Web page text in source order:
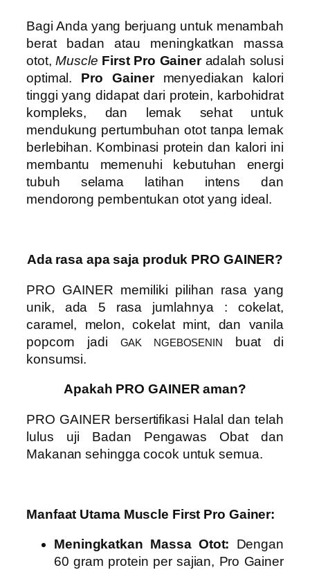
Bagi Anda yang berjuang untuk menambah
berat badan atau meningkatkan massa
otot,Muscle First Pro Gaineradalah solusi
optimal. Pro Gainermenyediakan kalori
tinggi yang didapat dari protein, karbohidrat
kompleks, dan lemak sehat untuk
mendukung pertumbuhan otot tanpa lemak
berlebihan. Kombinasi protein dan kalori ini
membantu memenuhi kebutuhan energi
tubuh selama latihan intens dan
mendorong pembentukan otot yang ideal.
Ada rasa apa saja produk PRO GAINER?
PRO GAINER memiliki pilihan rasa yang
unik, ada 5 rasa jumlahnya : cokelat,
caramel, melon, cokelat mint, dan vanila
popcorn jadi GAK NGEBOSENIN
buat di
konsumsi.
Apakah PRO GAINER aman?
PRO GAINER bersertifikasi Halal dan telah
lulus uji Badan Pengawas Obat dan
Makanan sehingga cocok untuk semua.
Manfaat Utama Muscle First Pro Gainer:
Meningkatkan Massa Otot: Dengan
60 gram protein per sajian, Pro Gainer